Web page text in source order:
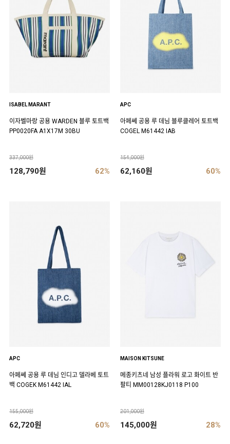
ISABEL MARANT
이자벨마랑 공용 WARDEN 블루 토트백
PP0020FA A1X17M 30BU
337,000원
128,790원 62%
APC
아페쎄 공용 루 데님 블루클레어 토트백
COGEL M61442 IAB
154,000원
62,160원 60%
APC
아페쎄 공용 루 데님 인디고 델라베 토트
백 COGEK M61442 IAL
155,000원
62,720원 60%
MAISON KITSUNE
메종키츠네 남성 플라워 로고 화이트 반
팔티 MM00128KJ0118 P100
201,000원
145,000원 28%